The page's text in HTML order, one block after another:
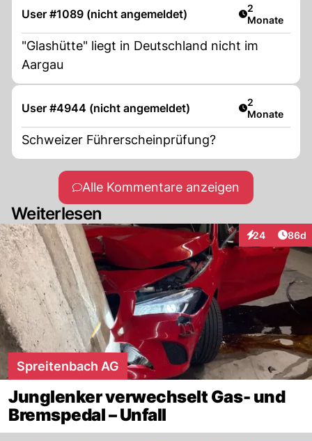
User #1089 (nicht angemeldet) Artikel
2
Monate
"Glashütte" liegt in Deutschland nicht im
Aargau
User #4944 (nicht angemeldet) Artikel
2
Monate
Schweizer Führerscheinprüfung?
Alle Kommentare anzeigen
Weiterlesen
24
Interaktionen
86d
Spreitenbach AG
Junglenker verwechselt Gas- und
Bremspedal – Unfall